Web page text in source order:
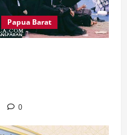
Papua Barat
0